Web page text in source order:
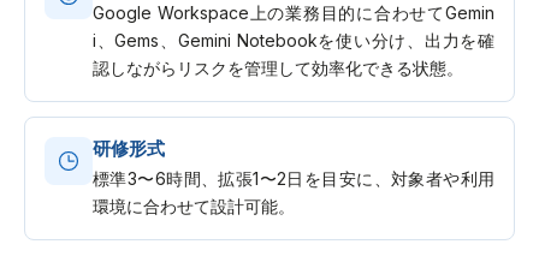
Google Workspace上の業務目的に合わせてGemin
i、Gems、Gemini Notebookを使い分け、出力を確
認しながらリスクを管理して効率化できる状態。
研修形式
標準3〜6時間、拡張1〜2日を目安に、対象者や利用
環境に合わせて設計可能。